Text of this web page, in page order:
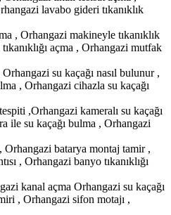
lavabo gideri tıkanıklık
, Orhangazi makineyle tıkanıklık
açma , Orhangazi mutfak
su kaçağı nasıl bulunur ,
, Orhangazi cihazla su kaçağı
,Orhangazi kameralı su kaçağı
ile su kaçağı bulma , Orhangazi
batarya montaj tamir ,
, Orhangazi banyo tıkanıklığı
kanal açma Orhangazi su kaçağı
, Orhangazi sifon motajı ,